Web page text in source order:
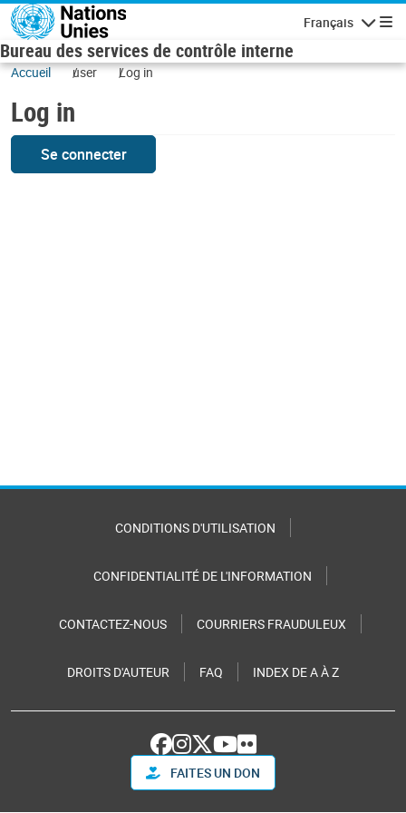
Skip to main content
Français
Bureau des services de contrôle interne
Accueil user Log in
Log in
Se connecter
CONDITIONS D'UTILISATION
CONFIDENTIALITÉ DE L'INFORMATION
CONTACTEZ-NOUS COURRIERS FRAUDULEUX
DROITS D'AUTEUR FAQ INDEX DE A À Z
FAITES UN DON